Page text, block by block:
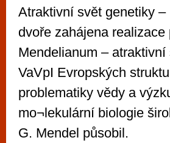
Atraktivní svět genetiky
dvoře zahájena
Mendelianum –
VaVpI Evropských
problematiky vědy a
mo¬lekulární biologie
G. Mendel působil.